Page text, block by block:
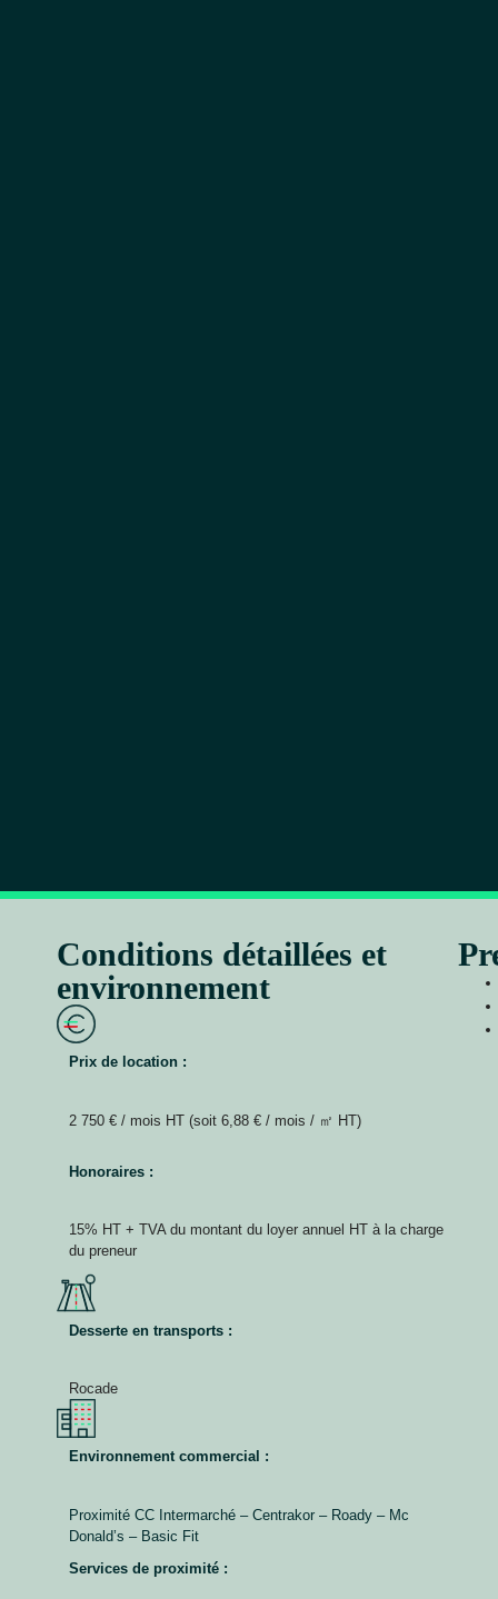
Conditions détaillées et
environnement
Prix de location :
2 750 € / mois HT (soit 6,88 € / mois / ㎡ HT)
Honoraires :
15% HT + TVA du montant du loyer annuel HT à la charge
du preneur
Desserte en transports :
Rocade
Environnement commercial :
Proximité CC Intermarché – Centrakor – Roady – Mc
Donald’s – Basic Fit
Services de proximité :